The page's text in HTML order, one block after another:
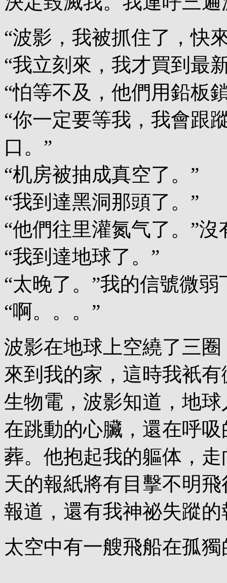
“波影，我被抓住了，快
“我立刻來，我才買到最
“怕等不及，他們用鉛板
“你一定要等我，我會跟
口。”
“机房被抽成真空了。”
“我到達黑洞那頭了。”
“他們往里灌氮气了。”
“我到達地球了。”
“太晚了。”我的信號微
“啊。。。”
波影在地球上空繞了三
來到我的家，這時我衹有
生物電，波影知道，地
在跳動的心臟，還在呼吸
葬。他抱起我的軀体，
天的報紙將有目擊不明
報道，還有我神祕失蹤的
太空中有一艘飛船在孤